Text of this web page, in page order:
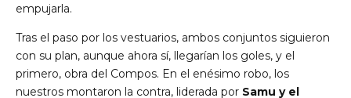
empujarla.
Tras el paso por los vestuarios, ambos conjuntos siguieron
con su plan, aunque ahora sí, llegarían los goles, y el
primero, obra del Compos. En el enésimo robo, los
nuestros montaron la contra, liderada por Samu y el